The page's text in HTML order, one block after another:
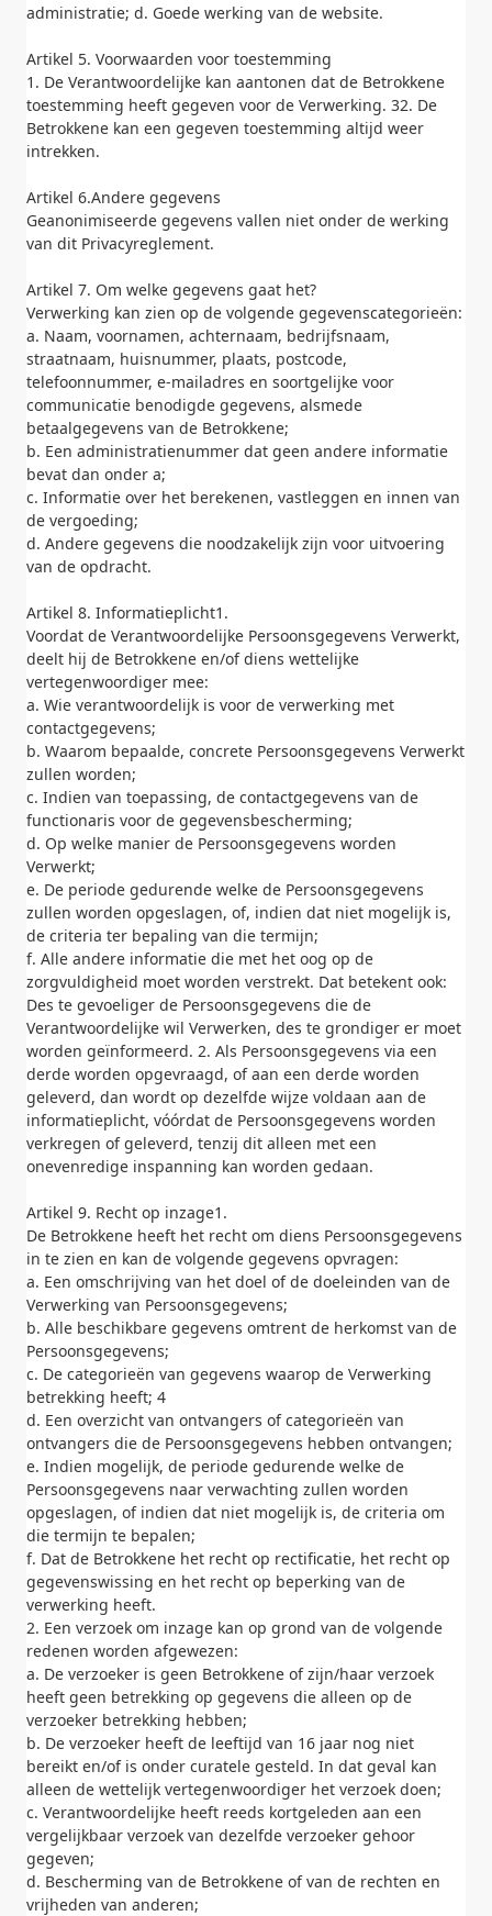
administratie; d. Goede werking van de website.
Artikel 5. Voorwaarden voor toestemming
1. De Verantwoordelijke kan aantonen dat de Betrokkene
toestemming heeft gegeven voor de Verwerking. 32. De
Betrokkene kan een gegeven toestemming altijd weer
intrekken.
Artikel 6.Andere gegevens
Geanonimiseerde gegevens vallen niet onder de werking
van dit Privacyreglement.
Artikel 7. Om welke gegevens gaat het?
Verwerking kan zien op de volgende gegevenscategorieën:
a. Naam, voornamen, achternaam, bedrijfsnaam,
straatnaam, huisnummer, plaats, postcode,
telefoonnummer, e-mailadres en soortgelijke voor
communicatie benodigde gegevens, alsmede
betaalgegevens van de Betrokkene;
b. Een administratienummer dat geen andere informatie
bevat dan onder a;
c. Informatie over het berekenen, vastleggen en innen van
de vergoeding;
d. Andere gegevens die noodzakelijk zijn voor uitvoering
van de opdracht.
Artikel 8. Informatieplicht1.
Voordat de Verantwoordelijke Persoonsgegevens Verwerkt,
deelt hij de Betrokkene en/of diens wettelijke
vertegenwoordiger mee:
a. Wie verantwoordelijk is voor de verwerking met
contactgegevens;
b. Waarom bepaalde, concrete Persoonsgegevens Verwerkt
zullen worden;
c. Indien van toepassing, de contactgegevens van de
functionaris voor de gegevensbescherming;
d. Op welke manier de Persoonsgegevens worden
Verwerkt;
e. De periode gedurende welke de Persoonsgegevens
zullen worden opgeslagen, of, indien dat niet mogelijk is,
de criteria ter bepaling van die termijn;
f. Alle andere informatie die met het oog op de
zorgvuldigheid moet worden verstrekt. Dat betekent ook:
Des te gevoeliger de Persoonsgegevens die de
Verantwoordelijke wil Verwerken, des te grondiger er moet
worden geïnformeerd. 2. Als Persoonsgegevens via een
derde worden opgevraagd, of aan een derde worden
geleverd, dan wordt op dezelfde wijze voldaan aan de
informatieplicht, vóórdat de Persoonsgegevens worden
verkregen of geleverd, tenzij dit alleen met een
onevenredige inspanning kan worden gedaan.
Artikel 9. Recht op inzage1.
De Betrokkene heeft het recht om diens Persoonsgegevens
in te zien en kan de volgende gegevens opvragen:
a. Een omschrijving van het doel of de doeleinden van de
Verwerking van Persoonsgegevens;
b. Alle beschikbare gegevens omtrent de herkomst van de
Persoonsgegevens;
c. De categorieën van gegevens waarop de Verwerking
betrekking heeft; 4
d. Een overzicht van ontvangers of categorieën van
ontvangers die de Persoonsgegevens hebben ontvangen;
e. Indien mogelijk, de periode gedurende welke de
Persoonsgegevens naar verwachting zullen worden
opgeslagen, of indien dat niet mogelijk is, de criteria om
die termijn te bepalen;
f. Dat de Betrokkene het recht op rectificatie, het recht op
gegevenswissing en het recht op beperking van de
verwerking heeft.
2. Een verzoek om inzage kan op grond van de volgende
redenen worden afgewezen:
a. De verzoeker is geen Betrokkene of zijn/haar verzoek
heeft geen betrekking op gegevens die alleen op de
verzoeker betrekking hebben;
b. De verzoeker heeft de leeftijd van 16 jaar nog niet
bereikt en/of is onder curatele gesteld. In dat geval kan
alleen de wettelijk vertegenwoordiger het verzoek doen;
c. Verantwoordelijke heeft reeds kortgeleden aan een
vergelijkbaar verzoek van dezelfde verzoeker gehoor
gegeven;
d. Bescherming van de Betrokkene of van de rechten en
vrijheden van anderen;